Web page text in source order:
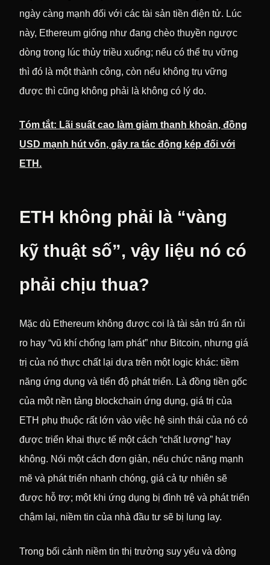
ngày càng mạnh đối với các tài sản tiền điện tử. Lúc
này, Ethereum giống như đang chèo thuyền ngược
dòng trong lúc thủy triều xuống; nếu có thể trụ vững
thì đó là một thành công, còn nếu không trụ vững
được thì cũng không phải là không có lý do.
Tóm tắt: Lãi suất cao làm giảm thanh khoản, đồng
USD mạnh hút vốn, gây ra tác động kép đối với
ETH.
ETH không phải là “vàng
kỹ thuật số”, vậy liệu nó có
phải chịu thua?
Mặc dù Ethereum không được coi là tài sản trú ẩn rủi
ro hay “vũ khí chống lạm phát” như Bitcoin, nhưng giá
trị của nó thực chất lại dựa trên một logic khác: tiềm
năng ứng dụng và tiến độ phát triển. Là đồng tiền gốc
của một nền tảng blockchain ứng dụng, giá trị của
ETH phụ thuộc rất lớn vào việc hệ sinh thái của nó có
được triển khai thực tế một cách “chất lượng” hay
không. Nói một cách đơn giản, nếu chức năng mạnh
mẽ và phát triển nhanh chóng, giá cả tự nhiên sẽ
được hỗ trợ; một khi ứng dụng bị đình trệ và phát triển
chậm lại, niềm tin của nhà đầu tư sẽ bị lung lay.
Trong bối cảnh niềm tin thị trường suy yếu và dòng